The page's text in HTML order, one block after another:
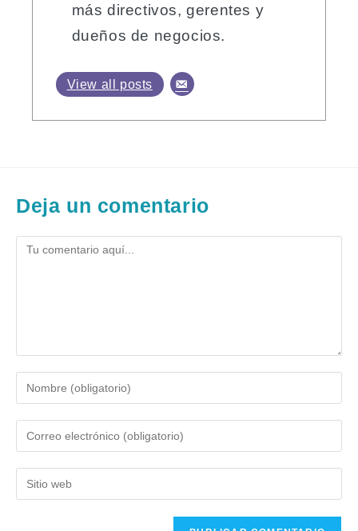
más directivos, gerentes y
dueños de negocios.
View all posts
Deja un comentario
Comentario
nombre
de
usuario
de
correo